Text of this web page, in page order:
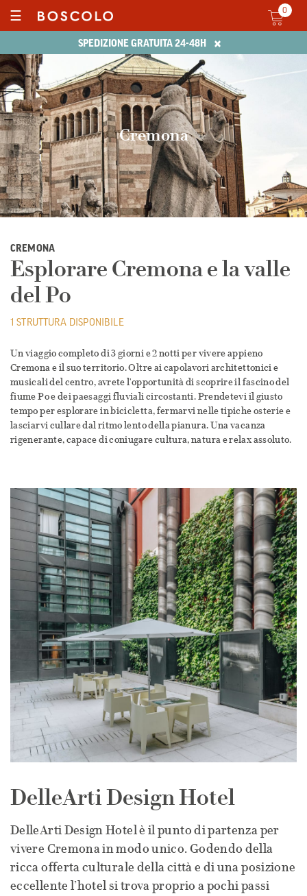
SPEDIZIONE GRATUITA 24-48H ×
☰ 0
Cremona
CREMONA
Esplorare Cremona e la valle
del Po
1 STRUTTURA DISPONIBILE
Un viaggio completo di 3 giorni e 2 notti per vivere appieno
Cremona e il suo territorio. Oltre ai capolavori architettonici e
musicali del centro, avrete l'opportunità di scoprire il fascino del
fiume Po e dei paesaggi fluviali circostanti. Prendetevi il giusto
tempo per esplorare in bicicletta, fermarvi nelle tipiche osterie e
lasciarvi cullare dal ritmo lento della pianura. Una vacanza
rigenerante, capace di coniugare cultura, natura e relax assoluto.
DelleArti Design Hotel
DelleArti Design Hotel è il punto di partenza per
vivere Cremona in modo unico. Godendo della
ricca offerta culturale della città e di una posizione
eccellente l’hotel si trova proprio a pochi passi